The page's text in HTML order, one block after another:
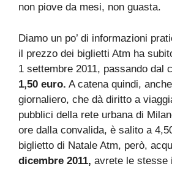
non piove da mesi, non guasta.
Diamo un po’ di informazioni
il prezzo dei biglietti Atm ha
1 settembre 2011, passando dal
1,50 euro. A catena quindi,
giornaliero, che dà diritto a
pubblici della rete urbana di
ore dalla convalida, è salito a
biglietto di Natale Atm, però,
dicembre 2011, avrete le stesse